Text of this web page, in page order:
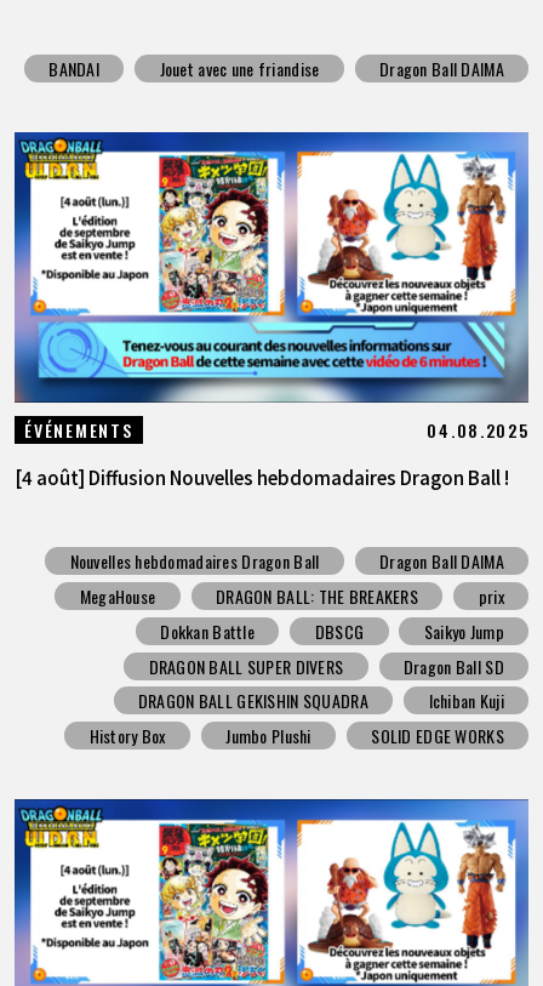
BANDAI Jouet avec une friandise Dragon Ball DAIMA
ÉVÉNEMENTS 04.08.2025
[4 août] Diffusion Nouvelles hebdomadaires Dragon Ball !
Nouvelles hebdomadaires Dragon Ball
Dragon Ball DAIMA
MegaHouse
DRAGON BALL: THE BREAKERS
prix
Dokkan Battle
DBSCG
Saikyo Jump
DRAGON BALL SUPER DIVERS
Dragon Ball SD
DRAGON BALL GEKISHIN SQUADRA
Ichiban Kuji
History Box
Jumbo Plushi SOLID EDGE WORKS